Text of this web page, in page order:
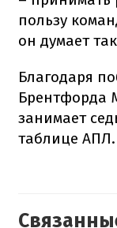
пользу
он думает
Благодаря
Брентфорда
занимает
таблице АПЛ.